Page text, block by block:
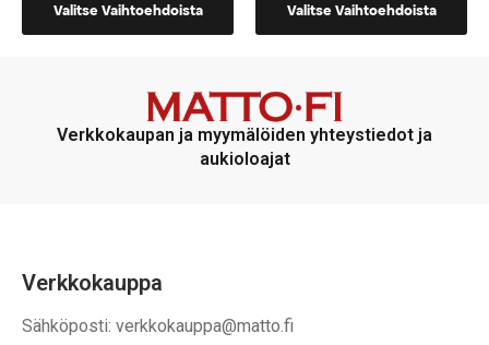
Valitse Vaihtoehdoista
voidaan
Valitse Vaihtoehdoista
jotka
voidaan
valita
tuotteen
Verkkokaupan ja myymälöiden yhteystiedot ja
aukioloajat
Verkkokauppa
Sähköposti: verkkokauppa@matto.fi